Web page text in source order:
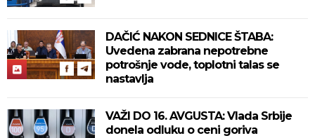
DAČIĆ NAKON SEDNICE ŠTABA:
Uvedena zabrana nepotrebne
potrošnje vode, toplotni talas se
nastavlja
VAŽI DO 16. AVGUSTA: Vlada Srbije
donela odluku o ceni goriva